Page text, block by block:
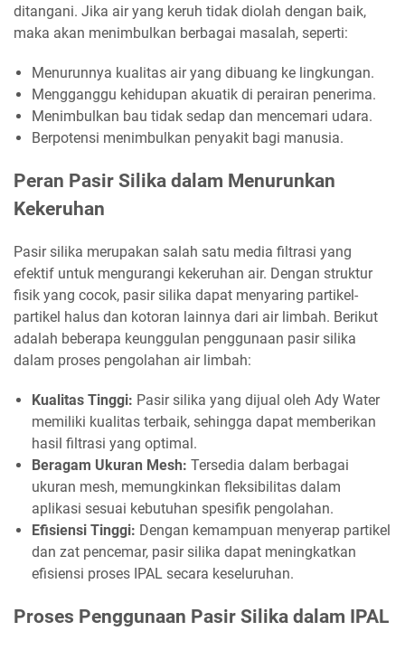
ditangani. Jika air yang keruh tidak diolah dengan baik,
maka akan menimbulkan berbagai masalah, seperti:
Menurunnya kualitas air yang dibuang ke lingkungan.
Mengganggu kehidupan akuatik di perairan penerima.
Menimbulkan bau tidak sedap dan mencemari udara.
Berpotensi menimbulkan penyakit bagi manusia.
Peran Pasir Silika dalam Menurunkan
Kekeruhan
Pasir silika merupakan salah satu media filtrasi yang
efektif untuk mengurangi kekeruhan air. Dengan struktur
fisik yang cocok, pasir silika dapat menyaring partikel-
partikel halus dan kotoran lainnya dari air limbah. Berikut
adalah beberapa keunggulan penggunaan pasir silika
dalam proses pengolahan air limbah:
Kualitas Tinggi: Pasir silika yang dijual oleh Ady Water
memiliki kualitas terbaik, sehingga dapat memberikan
hasil filtrasi yang optimal.
Beragam Ukuran Mesh: Tersedia dalam berbagai
ukuran mesh, memungkinkan fleksibilitas dalam
aplikasi sesuai kebutuhan spesifik pengolahan.
Efisiensi Tinggi: Dengan kemampuan menyerap partikel
dan zat pencemar, pasir silika dapat meningkatkan
efisiensi proses IPAL secara keseluruhan.
Proses Penggunaan Pasir Silika dalam IPAL